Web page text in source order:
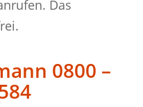
Das
0800 –